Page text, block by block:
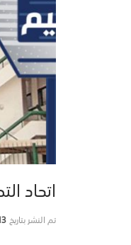
اتحاد
تم النشر بتاريخ